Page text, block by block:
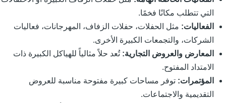
التي تتطلب مكانًا فخمًا.
الفعاليات:مثل الحفلات، حفلات الزفاف، المهرجانات، فعاليات
الشركات، والتجمعات الكبيرة الأخرى.
المعارض والعروض التجارية:تُعد حلاً مثالياً للهياكل الكبيرة ذات
الامتداد المفتوح.
المؤتمرات:توفر مساحات كبيرة مفتوحة مناسبة للعروض
التقديمية والاجتماعات.